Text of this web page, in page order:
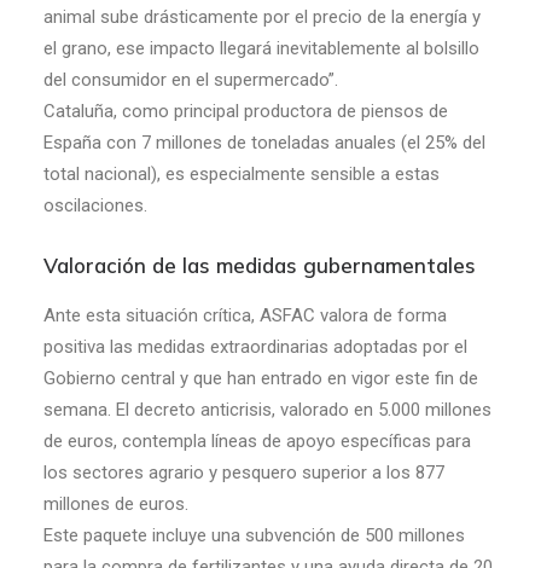
animal sube drásticamente por el precio de la energía y
el grano, ese impacto llegará inevitablemente al bolsillo
del consumidor en el supermercado”.
Cataluña, como principal productora de piensos de
España con 7 millones de toneladas anuales (el 25% del
total nacional), es especialmente sensible a estas
oscilaciones.
Valoración de las medidas gubernamentales
Ante esta situación crítica, ASFAC valora de forma
positiva las medidas extraordinarias adoptadas por el
Gobierno central y que han entrado en vigor este fin de
semana. El decreto anticrisis, valorado en 5.000 millones
de euros, contempla líneas de apoyo específicas para
los sectores agrario y pesquero superior a los 877
millones de euros.
Este paquete incluye una subvención de 500 millones